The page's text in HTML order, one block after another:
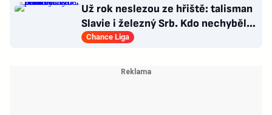
Už rok neslezou ze hřiště: talisman
Slavie i železný Srb. Kdo nechyběl
pět let?
Chance Liga